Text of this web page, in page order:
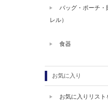
バッグ・ポーチ・
レル）
食器
お気に入り
お気に入りリスト